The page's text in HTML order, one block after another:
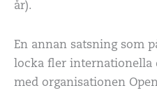
år).
En annan satsning som
locka fler internationella
med organisationen